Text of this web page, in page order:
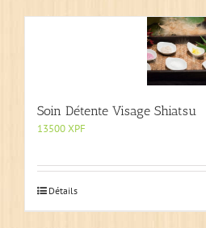
Soin Détente Visage Shiatsu
13500XPF
Détails